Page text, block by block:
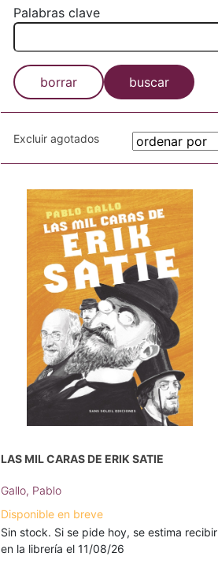
Palabras clave
borrar buscar
Excluir agotados
LAS MIL CARAS DE ERIK SATIE
Gallo, Pablo
Disponible en breve
Sin stock. Si se pide hoy, se estima recibir
en la librería el 11/08/26